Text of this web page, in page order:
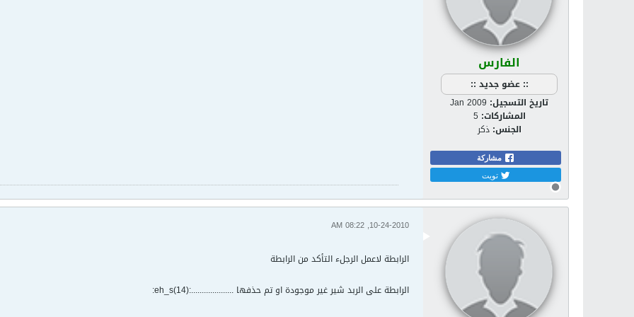
الفارس
:: عضو جديد ::
تاريخ التسجيل: Jan 2009
المشاركات: 5
الجنس: ذكر
مشاركة
تويت
10-24-2010, 08:22 AM
الرابطة لاعمل الرجلء التأكد من الرابطة
الرابطة على الربد شير غير موجودة او تم حذفها ....................:eh_s(14):